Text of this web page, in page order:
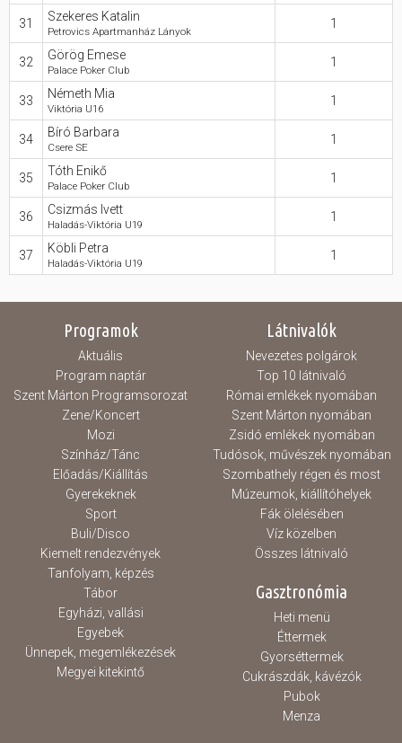
31 Szekeres Katalin
Petrovics Apartmanház Lányok
1
32 Görög Emese
Palace Poker Club
1
33 Németh Mia
Viktória U16
1
34 Bíró Barbara
Csere SE
1
35 Tóth Enikő
Palace Poker Club
1
36 Csizmás Ivett
Haladás-Viktória U19
1
37 Köbli Petra
Haladás-Viktória U19
1
Programok
Aktuális
Program naptár
Szent Márton Programsorozat
Zene/Koncert
Mozi
Színház/Tánc
Előadás/Kiállítás
Gyerekeknek
Sport
Buli/Disco
Kiemelt rendezvények
Tanfolyam, képzés
Tábor
Egyházi, vallási
Egyebek
Ünnepek, megemlékezések
Megyei kitekintő
Látnivalók
Nevezetes polgárok
Top 10 látnivaló
Római emlékek nyomában
Szent Márton nyomában
Zsidó emlékek nyomában
Tudósok, művészek nyomában
Szombathely régen és most
Múzeumok, kiállítóhelyek
Fák ölelésében
Víz közelben
Összes látnivaló
Gasztronómia
Heti menü
Éttermek
Gyorséttermek
Cukrászdák, kávézók
Pubok
Menza